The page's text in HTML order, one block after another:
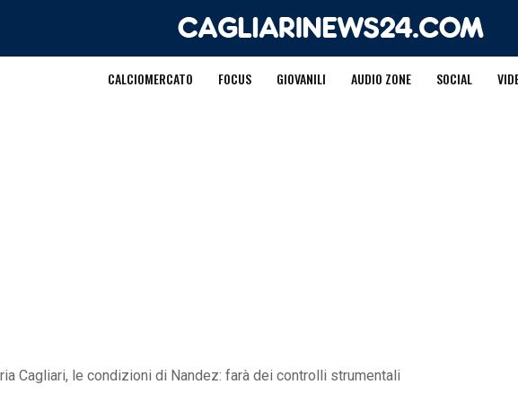
CALCIOMERCATO FOCUS GIOVANILI AUDIO ZONE SOCIAL
Cagliari, le condizioni di Nandez: farà dei controlli strumentali